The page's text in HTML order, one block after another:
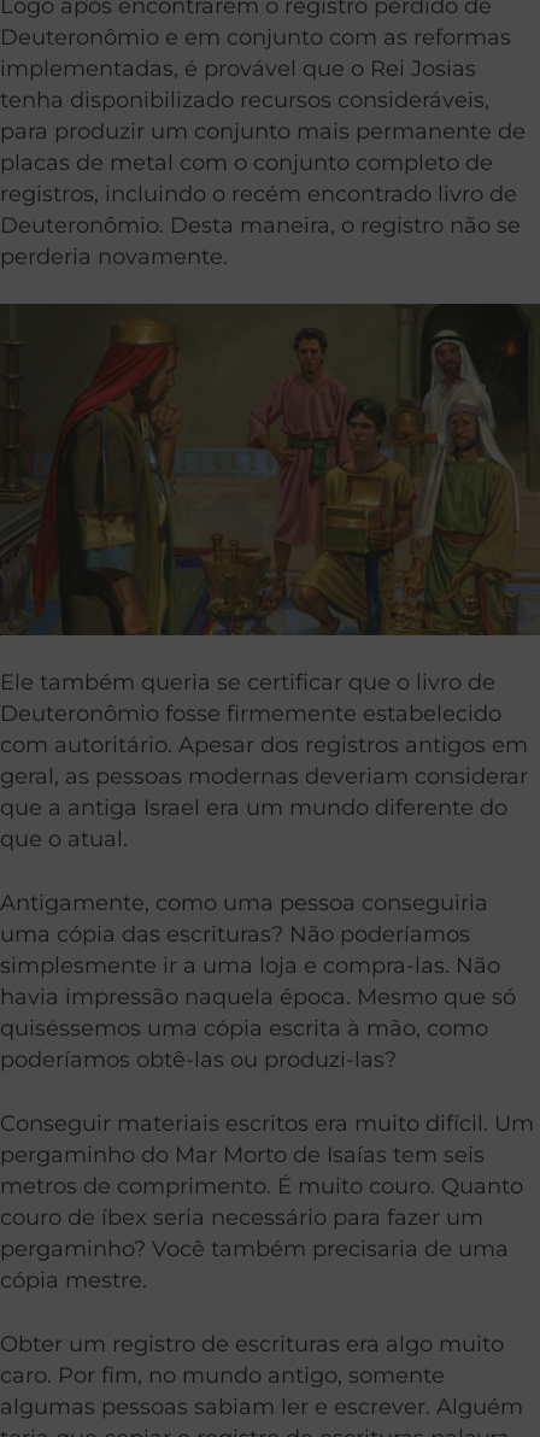
Deuteronômio e em conjunto com as reformas
implementadas, é provável que o Rei Josias
tenha disponibilizado recursos consideráveis,
para produzir um conjunto mais permanente de
placas de metal com o conjunto completo de
registros, incluindo o recém encontrado livro de
Deuteronômio. Desta maneira, o registro não se
perderia novamente.
Ele também queria se certificar que o livro de
Deuteronômio fosse firmemente estabelecido
com autoritário. Apesar dos registros antigos em
geral, as pessoas modernas deveriam considerar
que a antiga Israel era um mundo diferente do
que o atual.
Antigamente, como uma pessoa conseguiria
uma cópia das escrituras? Não poderíamos
simplesmente ir a uma loja e compra-las. Não
havia impressão naquela época. Mesmo que só
quiséssemos uma cópia escrita à mão, como
poderíamos obtê-las ou produzi-las?
Conseguir materiais escritos era muito difícil. Um
pergaminho do Mar Morto de Isaías tem seis
metros de comprimento. É muito couro. Quanto
couro de íbex seria necessário para fazer um
pergaminho? Você também precisaria de uma
cópia mestre.
Obter um registro de escrituras era algo muito
caro. Por fim, no mundo antigo, somente
algumas pessoas sabiam ler e escrever. Alguém